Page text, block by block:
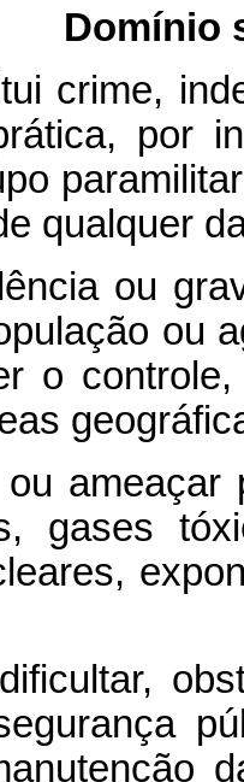
Domínio
crime,
por
qualquer
ou
ou
o
gases